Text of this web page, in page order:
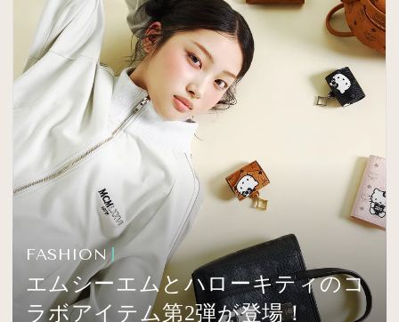
FASHION
エムシーエムとハローキティのコ
ラボアイテム第2弾が登場！